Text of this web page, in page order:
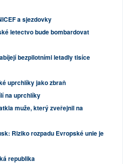
a sjezdovky
letectvo bude bombardovat
bezpilotními letadly tisíce
uprchlíky jako zbraň
na uprchlíky
muže, který zveřejnil na
Riziko rozpadu Evropské unie je
republika